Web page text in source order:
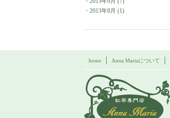
・ 2013年8月 (1)
home Anna Mariaについて